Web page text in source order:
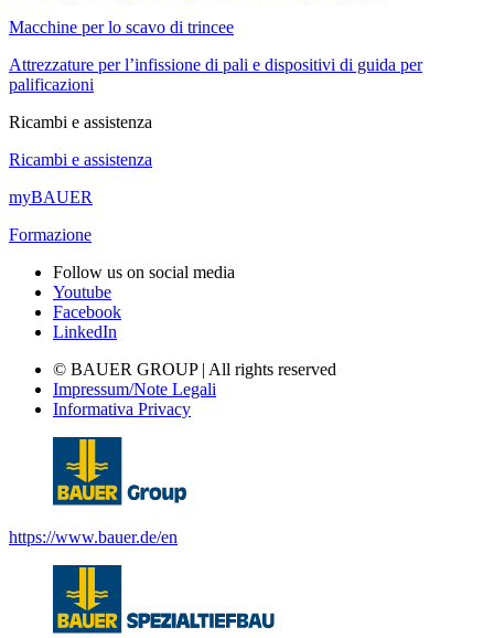
Macchine per lo scavo di trincee
Attrezzature per l’infissione di pali e dispositivi di guida per
palificazioni
Ricambi e assistenza
Ricambi e assistenza
myBAUER
Formazione
Follow us on social media
Youtube
Facebook
LinkedIn
© BAUER GROUP | All rights reserved
Impressum/Note Legali
Informativa Privacy
https://www.bauer.de/en